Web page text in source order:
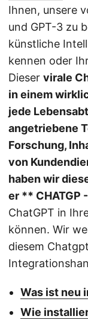
Ihnen, unsere
und GPT-3 zu
künstliche
kennen oder
Dieser virale
in einem
jede
angetriebene
Forschung,
von
haben wir
er ** CHATGP
ChatGPT in
können. Wir
diesem
Was ist neu
Wie